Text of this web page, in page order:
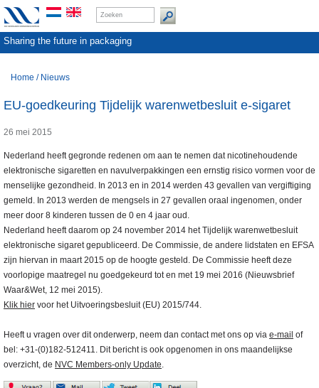
Sharing the future in packaging
Home / Nieuws
EU-goedkeuring Tijdelijk warenwetbesluit e-sigaret
26 mei 2015
Nederland heeft gegronde redenen om aan te nemen dat nicotinehoudende
elektronische sigaretten en navulverpakkingen een ernstig risico vormen voor de
menselijke gezondheid. In 2013 en in 2014 werden 43 gevallen van vergiftiging
gemeld. In 2013 werden de mengsels in 27 gevallen oraal ingenomen, onder
meer door 8 kinderen tussen de 0 en 4 jaar oud.
Nederland heeft daarom op 24 november 2014 het Tijdelijk warenwetbesluit
elektronische sigaret gepubliceerd. De Commissie, de andere lidstaten en EFSA
zijn hiervan in maart 2015 op de hoogte gesteld. De Commissie heeft deze
voorlopige maatregel nu goedgekeurd tot en met 19 mei 2016 (Nieuwsbrief
Waar&Wet, 12 mei 2015).
Klik hier voor het Uitvoeringsbesluit (EU) 2015/744.
Heeft u vragen over dit onderwerp, neem dan contact met ons op via e-mail of
bel: +31-(0)182-512411. Dit bericht is ook opgenomen in ons maandelijkse
overzicht, de NVC Members-only Update.